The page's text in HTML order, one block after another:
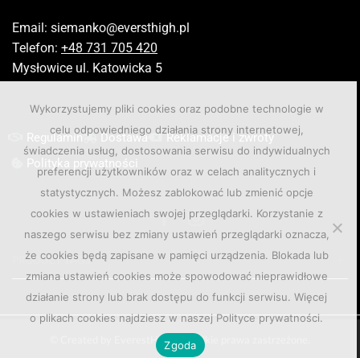
Email: siemanko@eversthigh.pl
Telefon: +48 731 705 420
Mysłowice ul. Katowicka 5
Regulamin Dostawa
Reklamacje i zwroty
Polityka prywatności
PRODUCT TAGS
© Created by EverestHigh. Wszelkie prawa zastrzeżone.
Wykorzystujemy pliki cookies oraz podobne technologie w
celu odpowiedniego działania strony internetowej,
świadczenia usług, dostosowania serwisu do indywidualnych
preferencji użytkowników oraz w celach analitycznych i
statystycznych. Możesz zablokować lub zmienić opcje
cookies w ustawieniach swojej przeglądarki. Korzystanie z
naszego serwisu bez zmiany ustawień przeglądarki oznacza,
że cookies będą zapisane w pamięci urządzenia. Blokada lub
zmiana ustawień cookies może spowodować nieprawidłowe
działanie strony lub brak dostępu do funkcji serwisu. Więcej
o plikach cookies najdziesz w naszej Polityce prywatności.
Zgoda